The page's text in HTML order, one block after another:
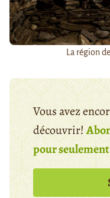
La région
Vous avez
découvrir!
pour